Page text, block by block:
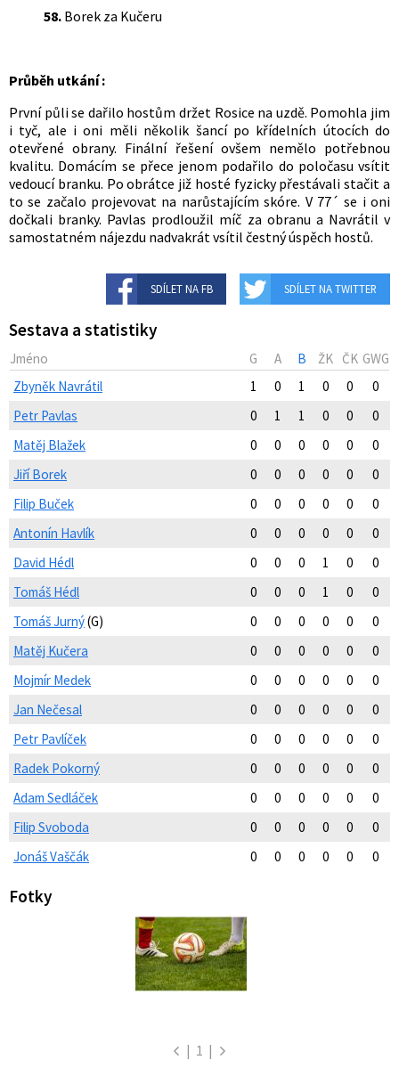
58. Borek za Kučeru
Průběh utkání :
První půli se dařilo hostům držet Rosice na uzdě. Pomohla jim
i tyč, ale i oni měli několik šancí po křídelních útocích do
otevřené obrany. Finální řešení ovšem nemělo potřebnou
kvalitu. Domácím se přece jenom podařilo do poločasu vsítit
vedoucí branku. Po obrátce již hosté fyzicky přestávali stačit a
to se začalo projevovat na narůstajícím skóre. V 77´ se i oni
dočkali branky. Pavlas prodloužil míč za obranu a Navrátil v
samostatném nájezdu nadvakrát vsítil čestný úspěch hostů.
SDÍLET NA FB SDÍLET NA TWITTER
Sestava a statistiky
Jméno G A B ŽK ČK GWG
Zbyněk Navrátil
1 0 1 0 0
0
Petr Pavlas
0 1 1 0 0
0
Matěj Blažek
0 0 0 0 0
0
Jiří Borek
0 0 0 0 0
0
Filip Buček
0 0 0 0 0
0
Antonín Havlík
0 0 0 0 0
0
David Hédl
0 0 0 1 0
0
Tomáš Hédl
0 0 0 1 0
0
Tomáš Jurný(G) 0 0 0 0 0
0
Matěj Kučera
0 0 0 0 0
0
Mojmír Medek
0 0 0 0 0
0
Jan Nečesal
0 0 0 0 0
0
Petr Pavlíček
0 0 0 0 0
0
Radek Pokorný
0 0 0 0 0
0
Adam Sedláček
0 0 0 0 0
0
Filip Svoboda
0 0 0 0 0
0
Jonáš Vaščák
0 0 0 0 0 0
Fotky
| 1 |